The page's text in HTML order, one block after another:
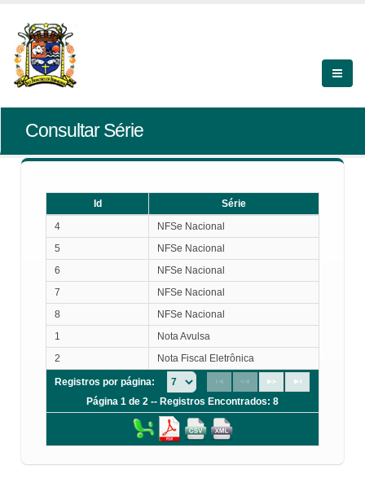
Consultar Série
Id
Série
Série
4
NFSe Nacional
5
NFSe Nacional
6
NFSe Nacional
7
NFSe Nacional
8
NFSe Nacional
1
Nota Avulsa
2
Nota Fiscal Eletrônica
Registros por página:
Página 1 de 2 -- Registros Encontrados: 8